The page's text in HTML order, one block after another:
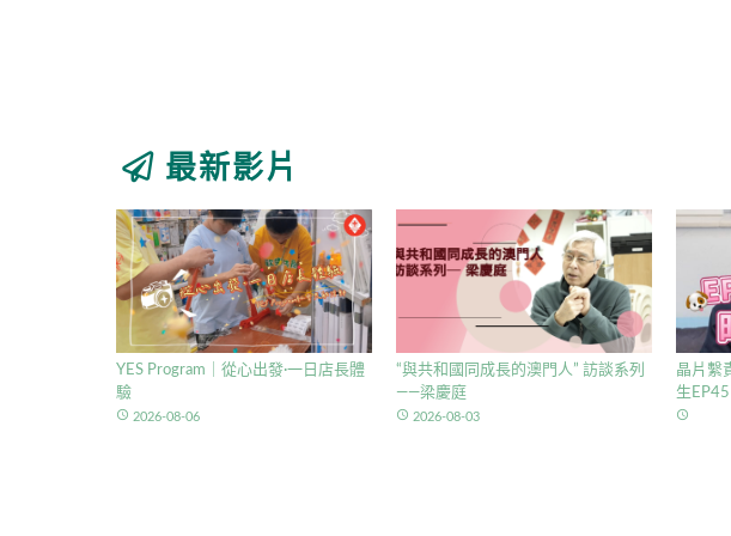
最新影片
YES Program｜從心出發·一日店長體
驗
access_time 2026-08-06
“與共和國同成長的澳門人” 訪談系列
——梁慶庭
access_time 2026-08-03
晶片繫
生EP45
access_time